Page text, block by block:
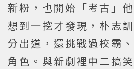
新粉，也開始「考古」
想到一挖才發現，朴志
分出道，還挑戰過校霸
角色。與新劇裡中二搞